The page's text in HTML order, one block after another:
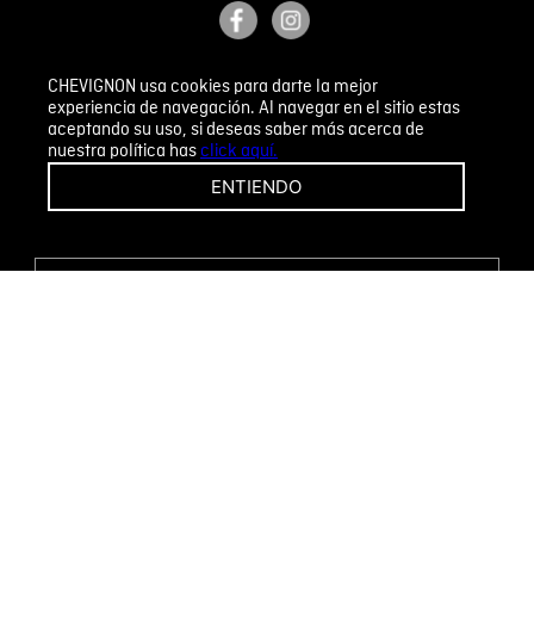
CHEVIGNON usa cookies para darte la mejor
experiencia de navegación. Al navegar en el sitio estas
aceptando su uso, si deseas saber más acerca de
nuestra política hasclick aquí.
ENTIENDO
PETICIONES, QUEJAS Y RECLAMOS
¡CAMBIOS Y DEVOLUCIONES FÁCILES!